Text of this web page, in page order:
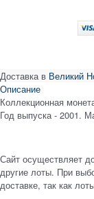
Доставка в Великий
Описание
Коллекционная
Год выпуска - 2001.
Сайт осуществляет
другие лоты. При
доставке, так как